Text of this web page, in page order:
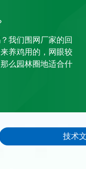
我们围网厂家的回
养鸡用的，网眼较
么园林圈地适合什
技术